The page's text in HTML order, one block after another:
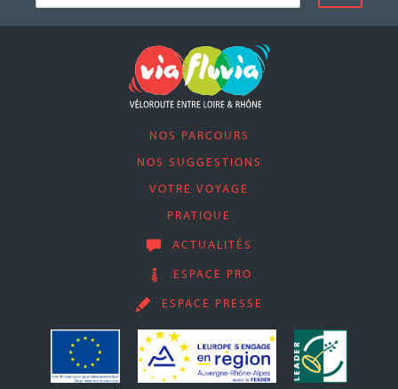
NOS PARCOURS
NOS SUGGESTIONS
VOTRE VOYAGE
PRATIQUE
ACTUALITÉS
ESPACE PRO
ESPACE PRESSE